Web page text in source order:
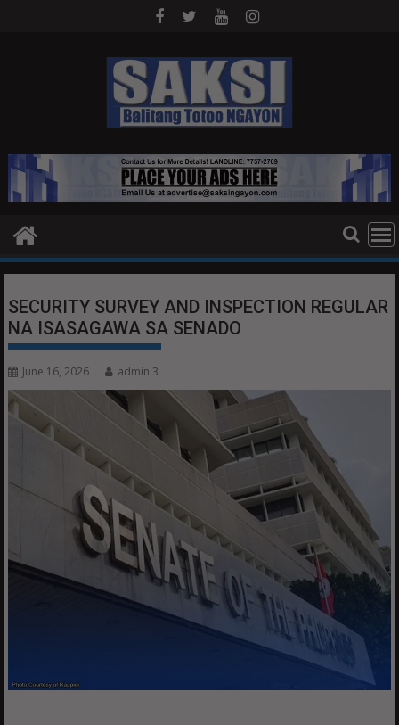
SECURITY SURVEY AND INSPECTION REGULAR
NA ISASAGAWA SA SENADO
June 16, 2026 admin 3